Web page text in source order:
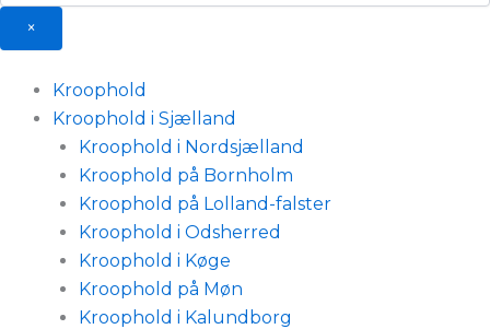
×
Kroophold
Kroophold i Sjælland
Kroophold i Nordsjælland
Kroophold på Bornholm
Kroophold på Lolland-falster
Kroophold i Odsherred
Kroophold i Køge
Kroophold på Møn
Kroophold i Kalundborg